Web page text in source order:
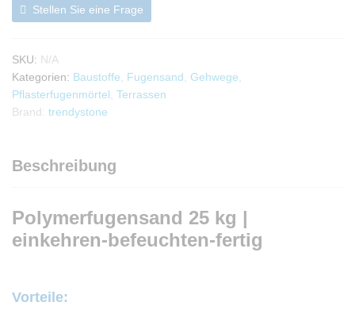
Stellen Sie eine Frage
SKU: N/A
Kategorien: Baustoffe Fugensand Gehwege
Pflasterfugenmörtel Terrassen
Brand: trendystone
Beschreibung
Polymerfugensand 25 kg |
einkehren-befeuchten-fertig
Vorteile: